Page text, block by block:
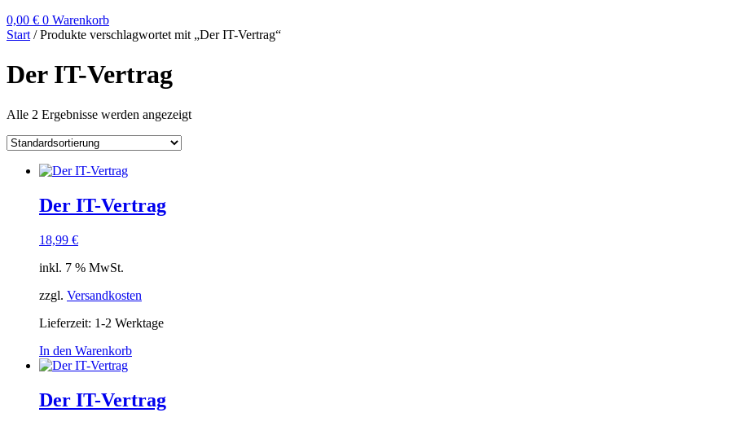
0,00 € 0 Warenkorb
Start / Produkte verschlagwortet mit „Der IT-Vertrag“
Der IT-Vertrag
Alle 2 Ergebnisse werden angezeigt
Der IT-Vertrag
18,99 €
inkl. 7 % MwSt.
zzgl. Versandkosten
Lieferzeit: 1-2 Werktage
In den Warenkorb
Der IT-Vertrag